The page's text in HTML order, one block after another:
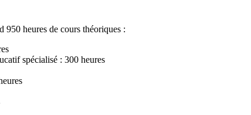
950 heures de cours théoriques :
spécialisé : 300 heures